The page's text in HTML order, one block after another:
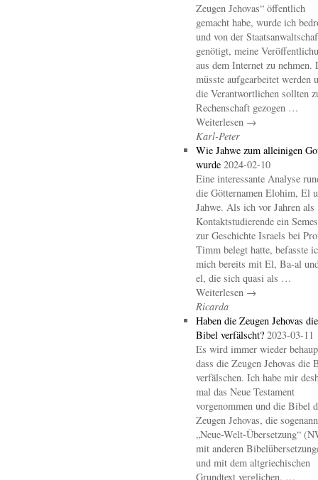
Zeugen Jehovas“ öffentlich
gemacht habe, wurde ich
und von der
genötigt, meine
aus dem Internet zu nehmen.
müsste aufgearbeitet werden
die Verantwortlichen sollten
Rechenschaft gezogen …
Weiterlesen →
Karl-Peter
Wie Jahwe zum alleinigen
wurde 2024-02-10
Eine interessante Analyse
die Götternamen Elohim, El
Jahwe. Als ich vor Jahren als
Kontaktstudierende ein
zur Geschichte Israels bei
Timm belegt hatte, befasste
mich bereits mit El, Ba-al
el, die sich quasi als …
Weiterlesen →
Ricarda
Haben die Zeugen Jehovas die
Bibel verfälscht? 2023-03-11
Es wird immer wieder
dass die Zeugen Jehovas die
verfälschen. Ich habe mir
mal das Neue Testament
vorgenommen und die Bibel
Zeugen Jehovas, die
„Neue-Welt-Übersetzung“
mit anderen
und mit dem altgriechischen
Grundtext verglichen. …